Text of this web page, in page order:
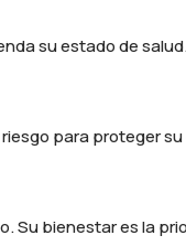
su estado de
para proteger
Su bienestar es la